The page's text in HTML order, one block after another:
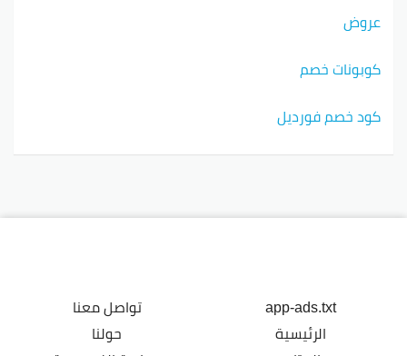
عروض
كوبونات خصم
كود خصم فورديل
app-ads.txt
الرئيسية
تواصل معنا
حولنا